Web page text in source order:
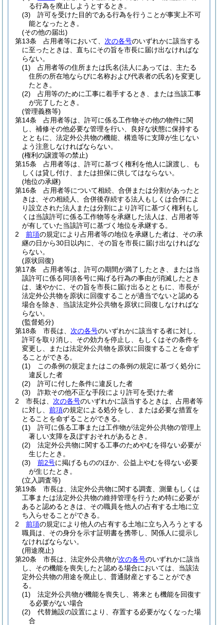
る行為を廃止しようとするとき。
(3)
許可を受けた目的である行為を行うことが事実上不可
能となったとき。
(その他の届出)
第13条
占用者等において、 次の各号のいずれかに該当する
に至ったときは、直ちにその旨を市長に届け出なければな
らない。
(1)
占用者等の住所または氏名(法人にあっては、主たる
住所の所在地ならびに名称および代表者の氏名)を変更し
たとき。
(2)
占用等のために工事に着手するとき、または当該工事
が完了したとき。
(管理義務等)
第14条
占用者等は、許可に係る工作物その他の物件に関
し、補修その他必要な管理を行い、良好な状態に保持する
とともに、法定外公共物の機能、構造等に支障が生じない
よう注意しなければならない。
(権利の譲渡等の禁止)
第15条
占用者等は、許可に基づく権利を他人に譲渡し、も
しくは貸し付け、または担保に供してはならない。
(地位の承継)
第16条
占用者等について相続、合併または分割があったと
きは、その相続人、合併後存続する法人もしくは合併によ
り設立された法人または分割により許可に基づく権利もし
くは当該許可に係る工作物等を承継した法人は、占用者等
が有していた当該許可に基づく地位を承継する。
2
前項の規定により占用者等の地位を承継した者は、その承
継の日から30日以内に、その旨を市長に届け出なければな
らない。
(原状回復)
第17条
占用者等は、許可の期間が満了したとき、または当
該許可に係る同項各号に掲げる行為の事由が消滅したとき
は、速やかに、その旨を市長に届け出るとともに、市長が
法定外公共物を原状に回復することが適当でないと認める
場合を除き、当該法定外公共物を原状に回復しなければな
らない。
(監督処分)
第18条
市長は、 次の各号のいずれかに該当する者に対し、
許可を取り消し、その効力を停止し、もしくはその条件を
変更し、または法定外公共物を原状に回復することを命ず
ることができる。
(1)
この条例の規定またはこの条例の規定に基づく処分に
違反した者
(2)
許可に付した条件に違反した者
(3)
詐欺その他不正な手段により許可を受けた者
2
市長は、 次の各号のいずれかに該当するときは、占用者等
に対し、 前項の規定による処分をし、または必要な措置を
とることを命ずることができる。
(1)
許可に係る工事または工作物が法定外公共物の管理上
著しい支障を及ぼすおそれがあるとき。
(2)
法定外公共物に関する工事のためやむを得ない必要が
生じたとき。
(3)
前2号に掲げるもののほか、公益上やむを得ない必要
が生じたとき。
(立入調査等)
第19条
市長は、法定外公共物に関する調査、測量もしくは
工事または法定外公共物の維持管理を行うため特に必要が
あると認めるときは、その職員を他人の占有する土地に立
ち入らせることができる。
2
前項の規定により他人の占有する土地に立ち入ろうとする
職員は、その身分を示す証明書を携帯し、関係人に提示し
なければならない。
(用途廃止)
第20条
市長は、法定外公共物が次の各号のいずれかに該当
し、その機能を喪失したと認める場合においては、当該法
定外公共物の用途を廃止し、普通財産とすることができ
る。
(1)
法定外公共物が機能を喪失し、将来とも機能を回復す
る必要がない場合
(2)
代替施設の設置により、存置する必要がなくなった場
合